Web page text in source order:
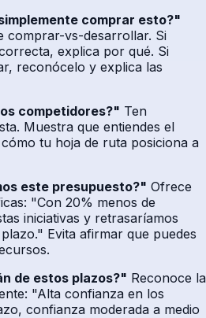
comprar esto?"
comprar-vs-desarrollar. Si
explica por qué. Si
reconócelo y explica las
competidores?" Ten
Muestra que entiendes el
tu hoja de ruta posiciona a
este presupuesto?" Ofrece
"Con 20% menos de
iniciativas y retrasaríamos
Evita afirmar que puedes
de estos plazos?" Reconoce la
"Alta confianza en los
confianza moderada a medio